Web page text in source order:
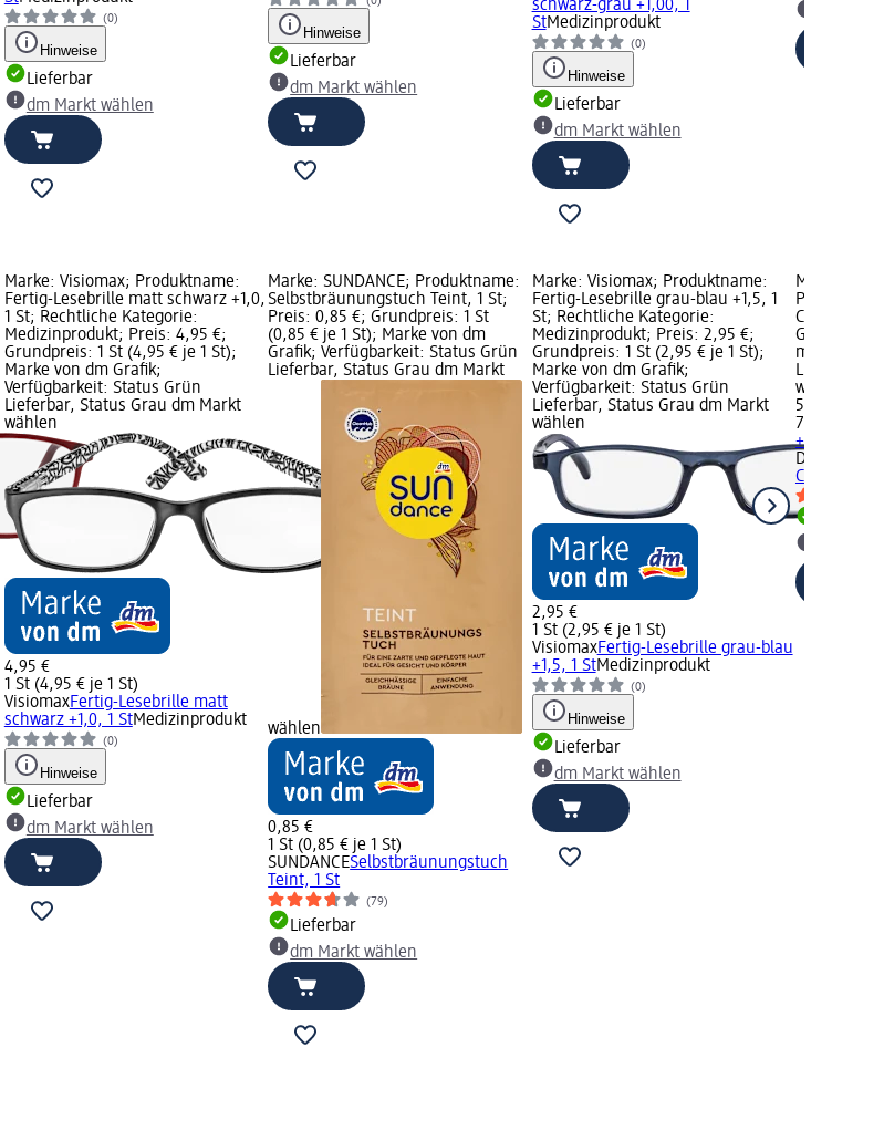
(0)
Hinweise
Lieferbar
dm Markt wählen
Hinweise
Lieferbar
dm Markt wählen
schwarz-grau +1,00, 1
StMedizinprodukt
(0)
Hinweise
Lieferbar
dm Markt wählen
Marke: Visiomax; Produktname:
Fertig-Lesebrille matt schwarz +1,0,
1 St; Rechtliche Kategorie:
Medizinprodukt; Preis: 4,95 €;
Grundpreis: 1 St (4,95 € je 1 St);
Marke von dm Grafik;
Verfügbarkeit: Status Grün
Lieferbar, Status Grau dm Markt
wählen
4,95 €
1 St (4,95 € je 1 St)
VisiomaxFertig-Lesebrille matt
schwarz +1,0, 1 StMedizinprodukt
(0)
Hinweise
Lieferbar
dm Markt wählen
Marke: SUNDANCE; Produktname:
Selbstbräunungstuch Teint, 1 St;
Preis: 0,85 €; Grundpreis: 1 St
(0,85 € je 1 St); Marke von dm
Grafik; Verfügbarkeit: Status Grün
Lieferbar, Status Grau dm Markt
wählen
0,85 €
1 St (0,85 € je 1 St)
SUNDANCESelbstbräunungstuch
Teint, 1 St
(79)
Lieferbar
dm Markt wählen
Marke: Visiomax; Produktname:
Fertig-Lesebrille grau-blau +1,5, 1
St; Rechtliche Kategorie:
Medizinprodukt; Preis: 2,95 €;
Grundpreis: 1 St (2,95 € je 1 St);
Marke von dm Grafik;
Verfügbarkeit: Status Grün
Lieferbar, Status Grau dm Markt
wählen
2,95 €
1 St (2,95 € je 1 St)
VisiomaxFertig-Lesebrille grau-blau
+1,5, 1 StMedizinprodukt
(0)
Hinweise
Lieferbar
dm Markt wählen
Marke:
Comfort
ml);
Lieferbar,
wählen
5,75 €
700 ml
+ 1 weitere
Dove
Clean